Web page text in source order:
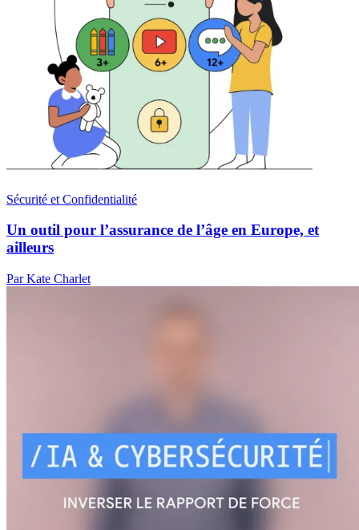
Sécurité et Confidentialité
Un outil pour l’assurance de l’âge en Europe, et
ailleurs
Par Kate Charlet